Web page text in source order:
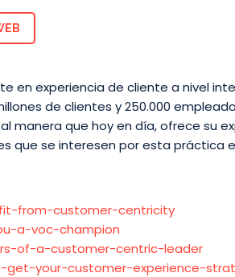
en experiencia de cliente a nivel
de clientes y 250.000
manera que hoy en día, ofrece su
que se interesen por esta práctica
from-customer-centricity
a-voc-champion
of-a-customer-centric-leader
your-customer-experience-